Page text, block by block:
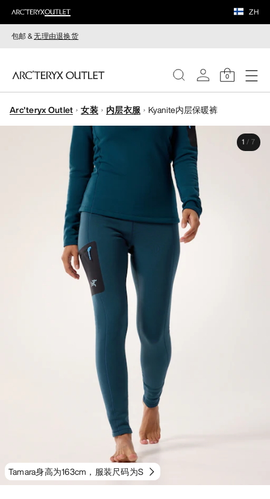
ZH
包邮 &无理由退换货
0
女装
Arc'teryx Outlet 女装 内层衣服 Kyanite内层保暖裤
Tamara身高为163cm，服装尺码为S
1 / 7